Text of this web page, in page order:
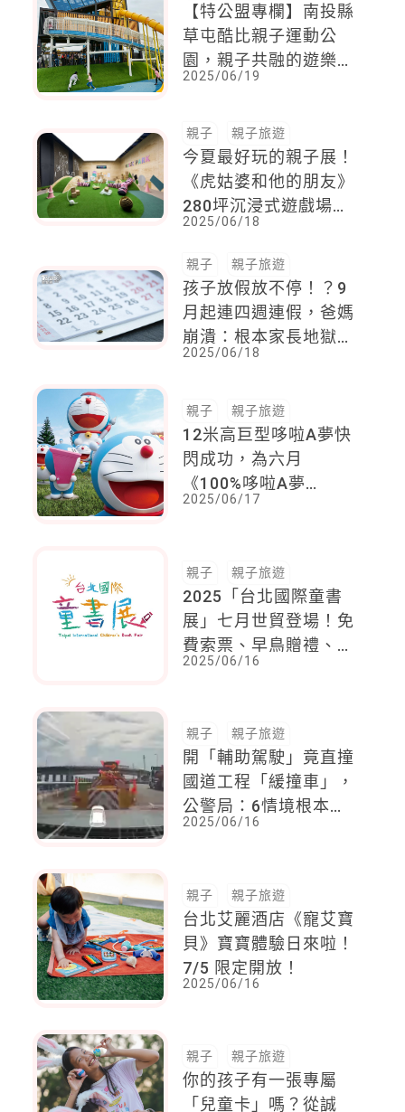
【特公盟專欄】南投縣
草屯酷比親子運動公
園，親子共融的遊樂天
堂
2025/06/19
親子 親子旅遊
今夏最好玩的親子展！
《虎姑婆和他的朋友》
280坪沉浸式遊戲場登
場！陪孩子在音樂中探
索情緒、練習勇敢
2025/06/18
親子 親子旅遊
孩子放假放不停！？9
月起連四週連假，爸媽
崩潰：根本家長地獄
週！
2025/06/18
親子 親子旅遊
12米高巨型哆啦A夢快
閃成功，為六月
《100%哆啦A夢
&FRIENDS》全球巡迴
2025/06/17
親子 親子旅遊
2025「台北國際童書
展」七月世貿登場！免
費索票、早鳥贈禮、繪
本體驗課程限量預約！
2025/06/16
親子 親子旅遊
開「輔助駕駛」竟直撞
國道工程「緩撞車」，
公警局：6情境根本偵
測不到！
2025/06/16
親子 親子旅遊
台北艾麗酒店《寵艾寶
貝》寶寶體驗日來啦！
7/5 限定開放！
2025/06/16
親子 親子旅遊
你的孩子有一張專屬
「兒童卡」嗎？從誠